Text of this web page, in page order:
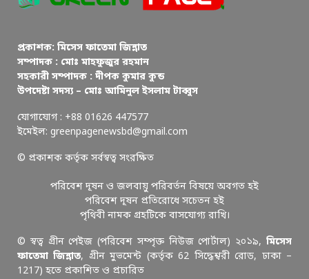
প্রকাশক: মিসেস ফাতেমা জিন্নাত
সম্পাদক : মোঃ মাহফুজুর রহমান
সহকারী সম্পাদক : দীপক কুমার কুন্ড
উপদেষ্টা সদস্য – মোঃ আমিনুল ইসলাম টাব্বুস
যোগাযোগ : +88 01626 447577
ইমেইল: greenpagenewsbd@gmail.com
© প্রকাশক কর্তৃক সর্বস্বত্ব সংরক্ষিত
পরিবেশ দূষন ও জলবায়ু পরিবর্তন বিষয়ে অবগত হই
পরিবেশ দূষন প্রতিরোধে সচেতন হই
পৃথিবী নামক গ্রহটিকে বাসযোগ্য রাখি।
© স্বত্ব গ্রীন পেইজ (পরিবেশ সম্পৃক্ত নিউজ পোর্টাল) ২০১৯, মিসেস
ফাতেমা জিন্নাত, গ্রীন মুভমেন্ট (কর্তৃক 62 সিদ্ধেশ্বরী রোড, ঢাকা –
1217) হতে প্রকাশিত ও প্রচারিত